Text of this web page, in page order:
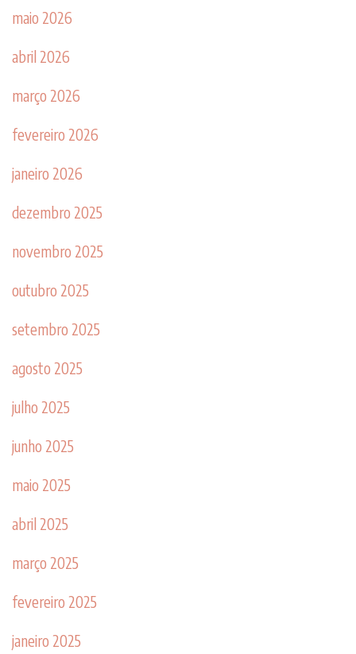
maio 2026
abril 2026
março 2026
fevereiro 2026
janeiro 2026
dezembro 2025
novembro 2025
outubro 2025
setembro 2025
agosto 2025
julho 2025
junho 2025
maio 2025
abril 2025
março 2025
fevereiro 2025
janeiro 2025